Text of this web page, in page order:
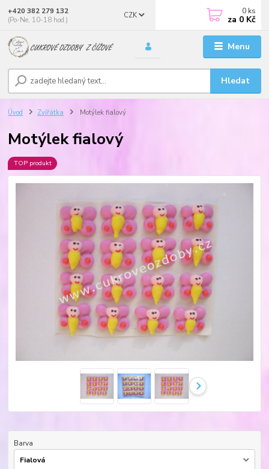
Menu
CZK
Hledat
+420 382 279 132
(Po-Ne, 10-18 hod.)
0 ks
za 0 Kč
Úvod Zvířátka Motýlek fialový
Motýlek fialový
TOP produkt
Barva